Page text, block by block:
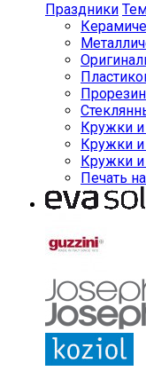
Праздники
Кружки
Кружки
Кружки и
Печать